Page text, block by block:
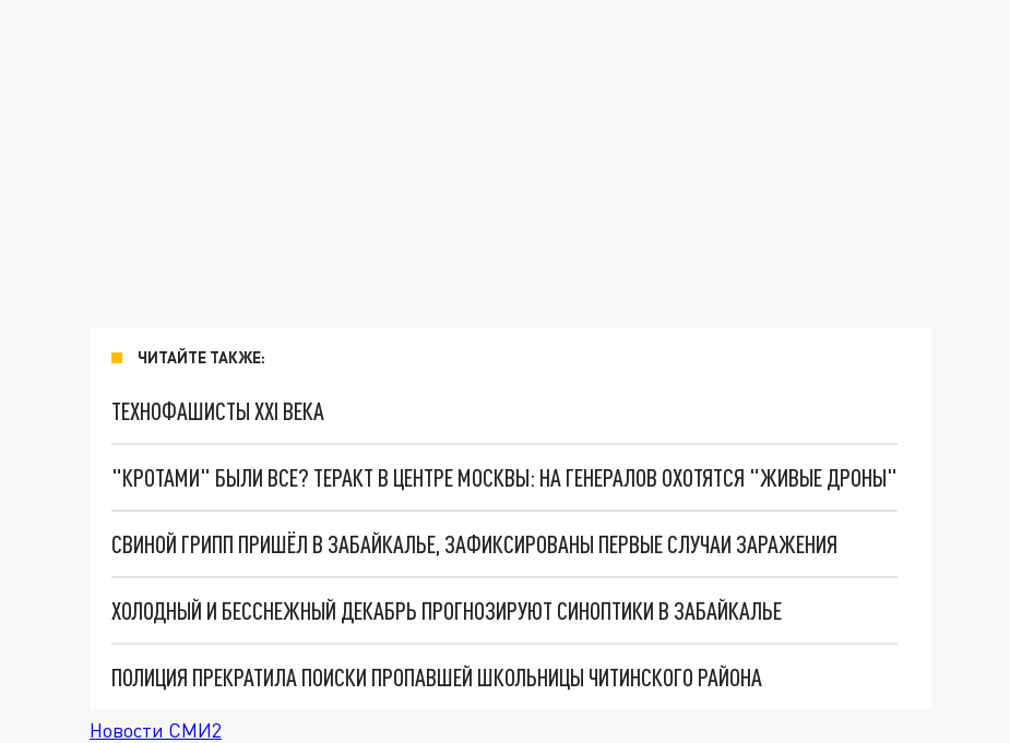
ЧИТАЙТЕ ТАКЖЕ:
ТЕХНОФАШИСТЫ XXI ВЕКА
"КРОТАМИ" БЫЛИ ВСЕ? ТЕРАКТ В ЦЕНТРЕ МОСКВЫ: НА ГЕНЕРАЛОВ ОХОТЯТСЯ "ЖИВЫЕ ДРОНЫ"
СВИНОЙ ГРИПП ПРИШЁЛ В ЗАБАЙКАЛЬЕ, ЗАФИКСИРОВАНЫ ПЕРВЫЕ СЛУЧАИ ЗАРАЖЕНИЯ
ХОЛОДНЫЙ И БЕССНЕЖНЫЙ ДЕКАБРЬ ПРОГНОЗИРУЮТ СИНОПТИКИ В ЗАБАЙКАЛЬЕ
ПОЛИЦИЯ ПРЕКРАТИЛА ПОИСКИ ПРОПАВШЕЙ ШКОЛЬНИЦЫ ЧИТИНСКОГО РАЙОНА
Новости СМИ2